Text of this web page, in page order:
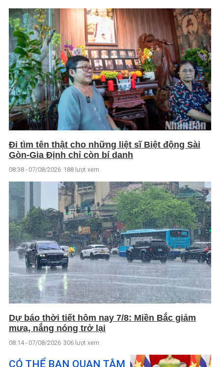
Đi tìm tên thật cho những liệt sĩ Biệt động Sài
Gòn-Gia Định chỉ còn bí danh
08:38 - 07/08/2026 188 lượt xem
Dự báo thời tiết hôm nay 7/8: Miền Bắc giảm
mưa, nắng nóng trở lại
08:14 - 07/08/2026 306 lượt xem
CÓ THỂ BẠN QUAN TÂM